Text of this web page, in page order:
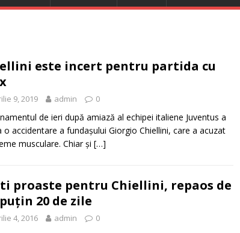
este incert pentru partida cu
9, 2019 admin 0
de ieri după amiază al echipei italiene Juventus a
o accidentare a fundașului Giorgio Chiellini, care a acuzat
musculare. Chiar și […]
proaste pentru Chiellini, repaos de
20 de zile
4, 2016 admin 0